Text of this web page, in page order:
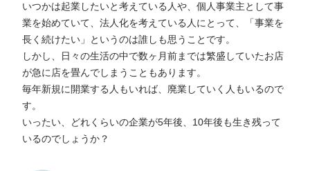
いつかは起業したいと考えている人や、個人事業主として事
業を始めていて、法人化を考えている人にとって、「事業を
長く続けたい」というのは誰しも思うことです。
しかし、日々の生活の中で数ヶ月前までは繁盛していたお店
が急に店を畳んでしまうこともあります。
毎年新規に開業する人もいれば、廃業していく人もいるので
す。
いったい、どれくらいの企業が5年後、10年後も生き残って
いるのでしょうか？